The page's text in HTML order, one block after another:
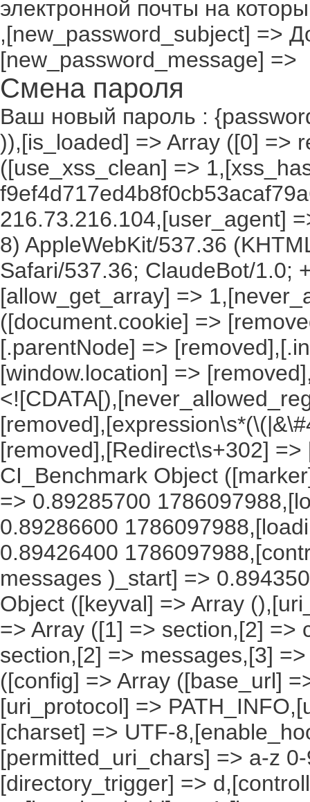
электронной почты на
,[new_password_subject] =>
[new_password_message] =>
Смена пароля
Ваш новый пароль :
)),[is_loaded] => Array ([0] =>
([use_xss_clean] =>
216.73.216.104,[user_agent]
8) AppleWebKit/537.36
Safari/537.36; ClaudeBot/1.0;
[allow_get_array] =>
([document.cookie] =>
[.parentNode] =>
[window.location] =>
[removed],[Redirect\s+302]
CI_Benchmark Object
=> 0.89285700
0.89286600
0.89426400
messages )_start] =>
Object ([keyval] => Array
=> Array ([1] => section,[2] =>
section,[2] => messages,[3]
([config] => Array ([base_url]
[uri_protocol] =>
[charset] => UTF-
[permitted_uri_chars] => a-z
[directory_trigger] =>